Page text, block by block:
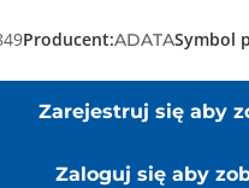
Producent:ADATASymbol
Zarejestruj się aby
Zaloguj się aby